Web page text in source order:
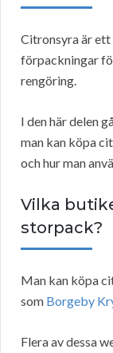
Citronsyra är ett
förpackningar
rengöring.
I den här delen
man kan köpa
och hur man
Vilka
storpack?
Man kan köpa
som Borgeby
Flera av dessa